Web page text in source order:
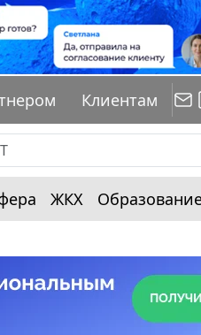
Клиентам
ЖКХ